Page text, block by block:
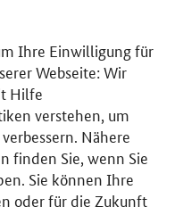
Ihre Einwilligung für
Webseite: Wir
Hilfe
verstehen, um
Nähere
finden Sie, wenn Sie
Sie können Ihre
oder für die Zukunft